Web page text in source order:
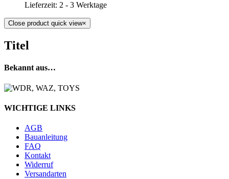
Lieferzeit: 2 - 3 Werktage
Close product quick view×
Titel
Bekannt aus…
WICHTIGE LINKS
AGB
Bauanleitung
FAQ
Kontakt
Widerruf
Versandarten